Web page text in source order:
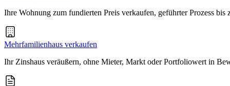
Ihre Wohnung zum fundierten Preis verkaufen, geführter Prozess bis
Mehrfamilienhaus verkaufen
Ihr Zinshaus veräußern, ohne Mieter, Markt oder Portfoliowert in